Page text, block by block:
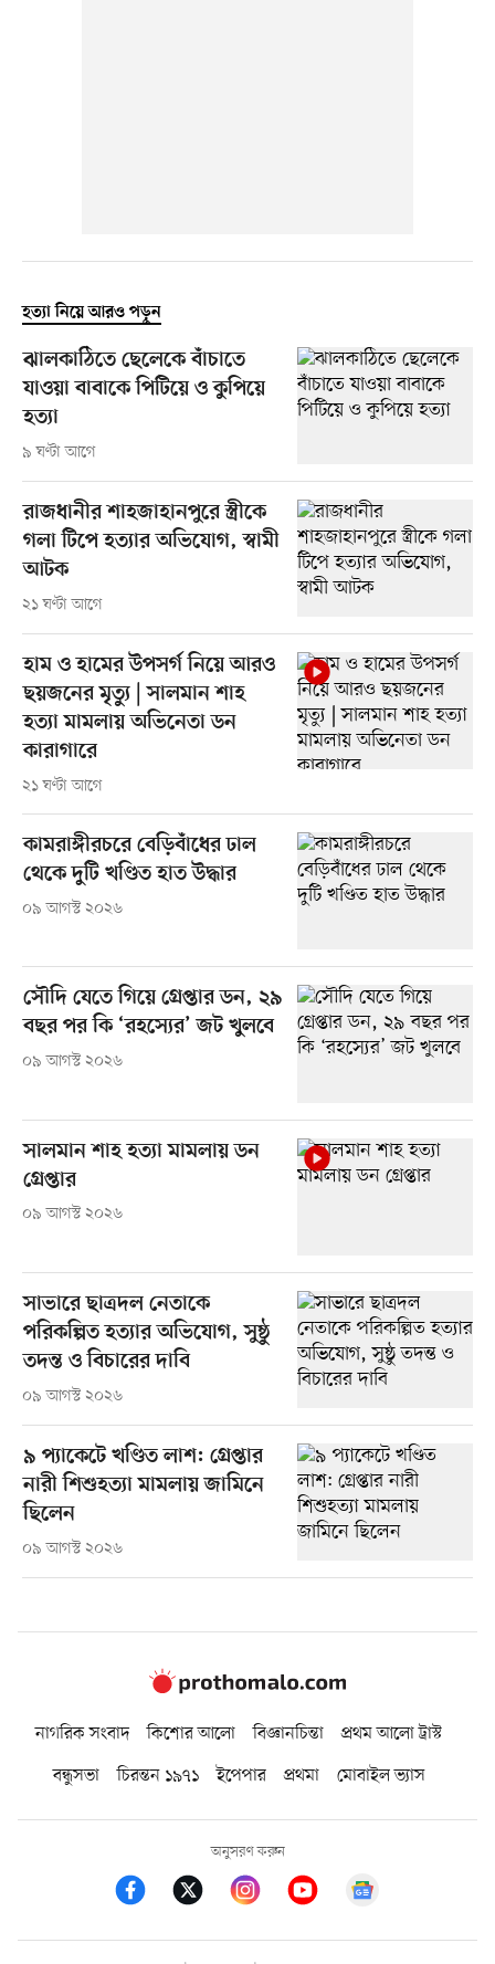
হত্যা নিয়ে আরও পড়ুন
ঝালকাঠিতে ছেলেকে বাঁচাতে
যাওয়া বাবাকে পিটিয়ে ও কুপিয়ে
হত্যা
৯ ঘণ্টা আগে
রাজধানীর শাহজাহানপুরে স্ত্রীকে
গলা টিপে হত্যার অভিযোগ, স্বামী
আটক
২১ ঘণ্টা আগে
হাম ও হামের উপসর্গ নিয়ে আরও
ছয়জনের মৃত্যু | সালমান শাহ
হত্যা মামলায় অভিনেতা ডন
কারাগারে
২১ ঘণ্টা আগে
কামরাঙ্গীরচরে বেড়িবাঁধের ঢাল
থেকে দুটি খণ্ডিত হাত উদ্ধার
০৯ আগস্ট ২০২৬
সৌদি যেতে গিয়ে গ্রেপ্তার ডন, ২৯
বছর পর কি ‘রহস্যের’ জট খুলবে
০৯ আগস্ট ২০২৬
সালমান শাহ হত্যা মামলায় ডন
গ্রেপ্তার
০৯ আগস্ট ২০২৬
সাভারে ছাত্রদল নেতাকে
পরিকল্পিত হত্যার অভিযোগ, সুষ্ঠু
তদন্ত ও বিচারের দাবি
০৯ আগস্ট ২০২৬
৯ প্যাকেটে খণ্ডিত লাশ: গ্রেপ্তার
নারী শিশুহত্যা মামলায় জামিনে
ছিলেন
০৯ আগস্ট ২০২৬
নাগরিক সংবাদ কিশোর আলো বিজ্ঞানচিন্তা
প্রথম আলো ট্রাস্ট
বন্ধুসভা
চিরন্তন ১৯৭১ ইপেপার প্রথমা মোবাইল ভ্যাস
অনুসরণ করুন